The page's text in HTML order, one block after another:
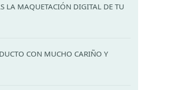
LA MAQUETACIÓN DIGITAL DE TU
CON MUCHO CARIÑO Y